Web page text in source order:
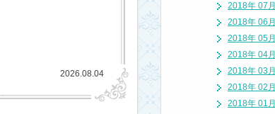
2026.08.04
2018年 07月
2018年 06月
2018年 05月
2018年 04月
2018年 03月
2018年 02月
2018年 01月